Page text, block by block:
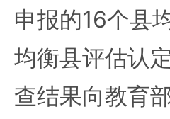
申报的16个县
均衡县评估认
查结果向教育